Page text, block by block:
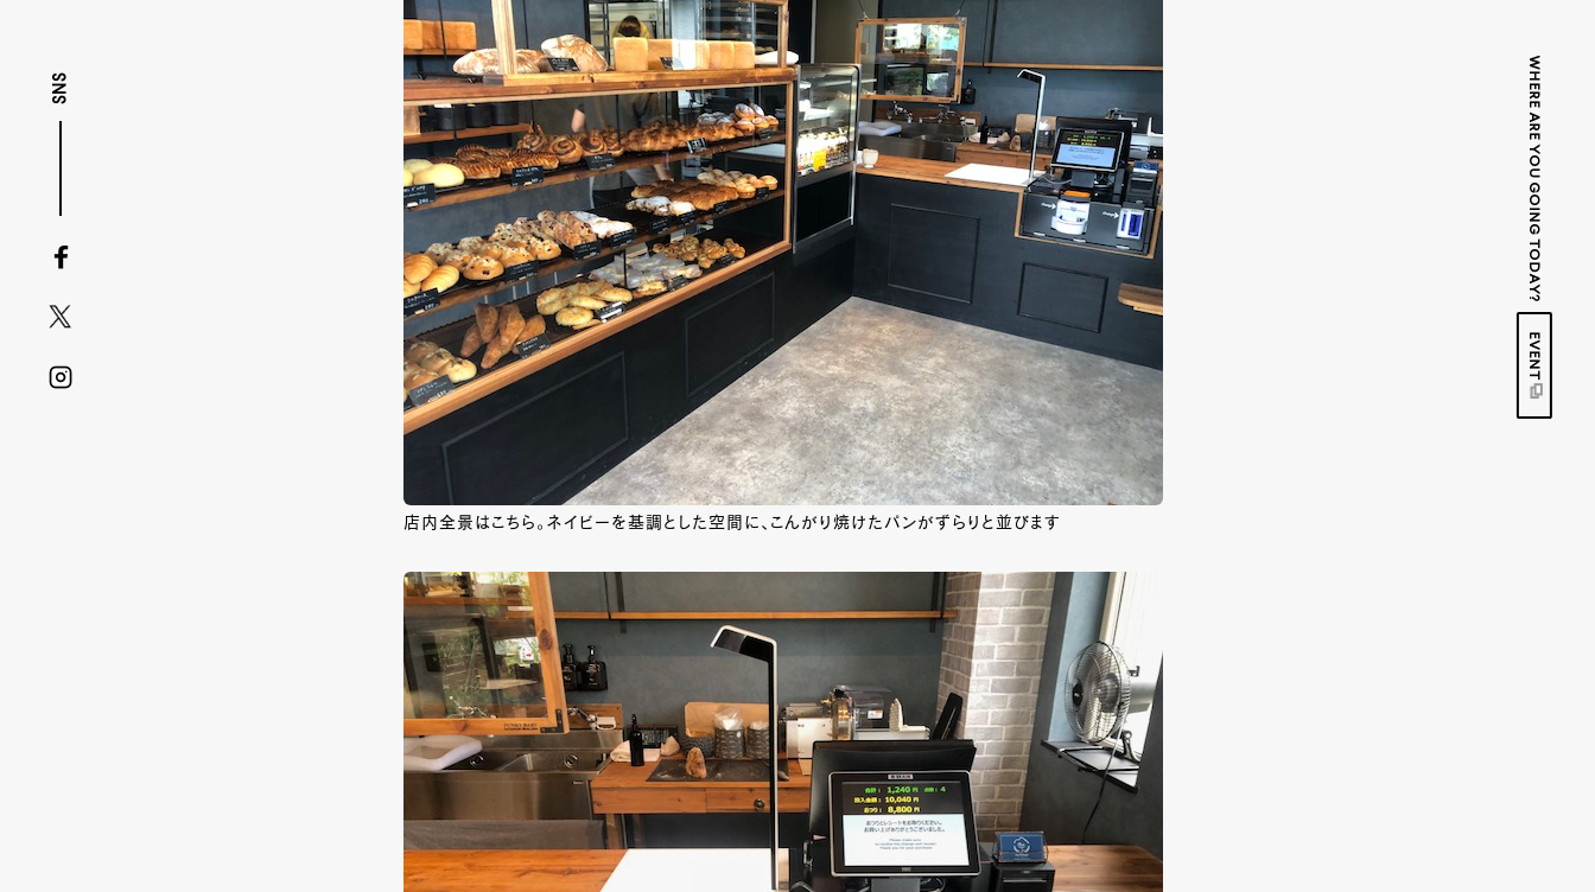
SNS WHERE ARE YOU GOING TODAY?
EVENT
店内全景はこちら。ネイビーを基調とした空間に、こんがり焼けたパンがずらりと並びます